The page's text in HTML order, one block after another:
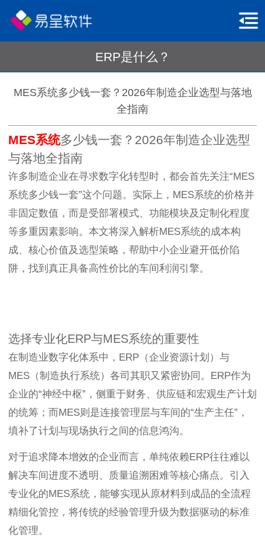
ERP是什么？
MES系统多少钱一套？2026年制造企业选型与落地
全指南
MES系统多少钱一套？2026年制造企业选型
与落地全指南
许多制造企业在寻求数字化转型时，都会首先关注“MES
系统多少钱一套”这个问题。实际上，MES系统的价格并
非固定数值，而是受部署模式、功能模块及定制化程度
等多重因素影响。本文将深入解析MES系统的成本构
成、核心价值及选型策略，帮助中小企业避开低价陷
阱，找到真正具备高性价比的车间利润引擎。
选择专业化ERP与MES系统的重要性
在制造业数字化体系中，ERP（企业资源计划）与
MES（制造执行系统）各司其职又紧密协同。ERP作为
企业的“神经中枢”，侧重于财务、供应链和宏观生产计划
的统筹；而MES则是连接管理层与车间的“生产主任”，
填补了计划与现场执行之间的信息鸿沟。
对于追求降本增效的企业而言，单纯依赖ERP往往难以
解决车间进度不透明、质量追溯困难等核心痛点。引入
专业化的MES系统，能够实现从原材料到成品的全流程
精细化管控，将传统的经验管理升级为数据驱动的标准
化管理。